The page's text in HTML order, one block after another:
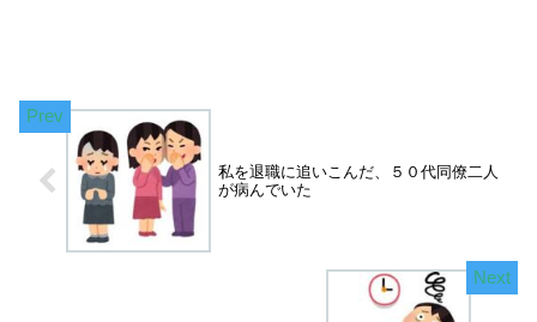
私を退職に追いこんだ、５０代同僚二人
が病んでいた